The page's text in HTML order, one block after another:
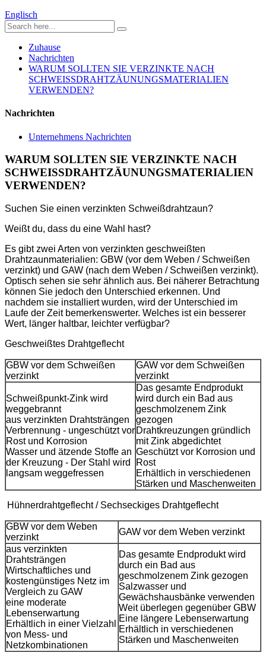
Englisch
Zuhause
Nachrichten
WARUM SOLLTEN SIE VERZINKTE NACH
SCHWEISSDRAHTZÄUNUNGSMATERIALIEN
VERWENDEN?
Nachrichten
Unternehmens Nachrichten
WARUM SOLLTEN SIE VERZINKTE NACH
SCHWEISSDRAHTZÄUNUNGSMATERIALIEN
VERWENDEN?
Suchen Sie einen verzinkten Schweißdrahtzaun?
Weißt du, dass du eine Wahl hast?
Es gibt zwei Arten von verzinkten geschweißten
Drahtzaunmaterialien: GBW (vor dem Weben / Schweißen
verzinkt) und GAW (nach dem Weben / Schweißen verzinkt).
Optisch sehen sie sehr ähnlich aus. Bei näherer Betrachtung
können Sie jedoch den Unterschied erkennen. Und
nachdem sie installiert wurden, wird der Unterschied im
Laufe der Zeit bemerkenswerter. Welches ist ein besserer
Wert, länger haltbar, leichter verfügbar?
Geschweißtes Drahtgeflecht
GBW vor dem Schweißen
verzinkt
GAW vor dem Schweißen
verzinkt
Schweißpunkt-Zink wird
weggebrannt
aus verzinkten Drahtsträngen
Verbrennung - ungeschützt vor
Rost und Korrosion
Wasser und ätzende Stoffe an
der Kreuzung - Der Stahl wird
langsam weggefressen
Das gesamte Endprodukt
wird durch ein Bad aus
geschmolzenem Zink
gezogen
Drahtkreuzungen gründlich
mit Zink abgedichtet
Geschützt vor Korrosion und
Rost
Erhältlich in verschiedenen
Stärken und Maschenweiten
Hühnerdrahtgeflecht / Sechseckiges Drahtgeflecht
GBW vor dem Weben
verzinkt
GAW vor dem Weben verzinkt
aus verzinkten
Drahtsträngen
Wirtschaftliches und
kostengünstiges Netz im
Vergleich zu GAW
eine moderate
Lebenserwartung
Erhältlich in einer Vielzahl
von Mess- und
Netzkombinationen
Das gesamte Endprodukt wird
durch ein Bad aus
geschmolzenem Zink gezogen
Salzwasser und
Gewächshausbänke verwenden
Weit überlegen gegenüber GBW
Eine längere Lebenserwartung
Erhältlich in verschiedenen
Stärken und Maschenweiten